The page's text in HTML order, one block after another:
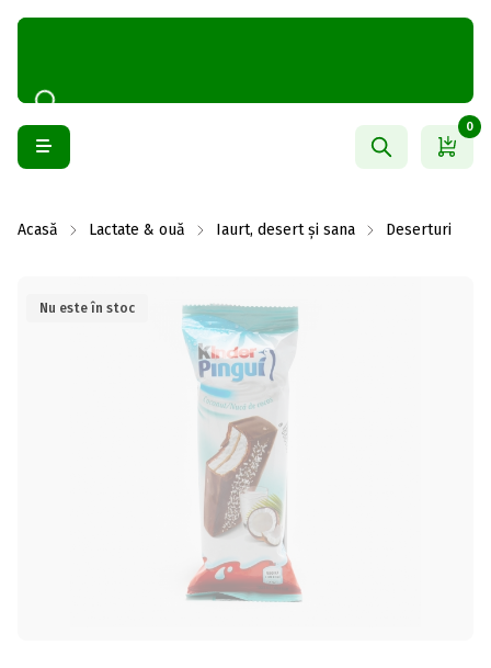
0
Acasă Lactate & ouă Iaurt, desert și sana Deserturi
Nu este în stoc